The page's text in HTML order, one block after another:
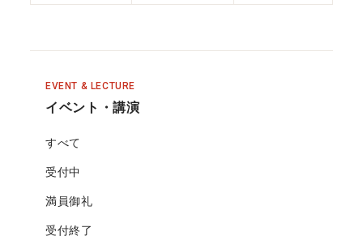
EVENT & LECTURE
イベント・講演
すべて
受付中
満員御礼
受付終了